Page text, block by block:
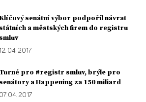
Klíčový senátní výbor podpořil návrat
státních a městských firem do registru
smluv
12. 04. 2017
Turné pro #registr smluv, brýle pro
senátory a Happening za 150 miliard
07. 04. 2017